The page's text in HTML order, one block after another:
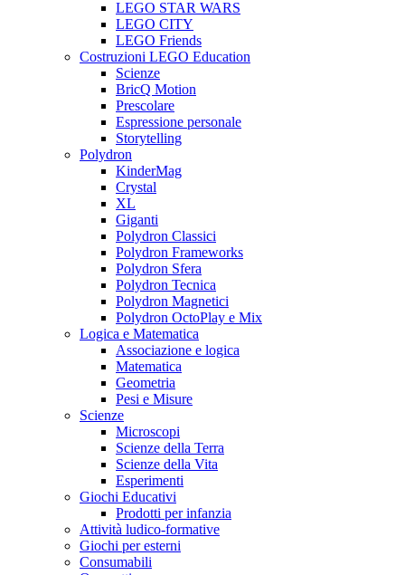
LEGO STAR WARS
LEGO CITY
LEGO Friends
Costruzioni LEGO Education
Scienze
BricQ Motion
Prescolare
Espressione personale
Storytelling
Polydron
KinderMag
Crystal
XL
Giganti
Polydron Classici
Polydron Frameworks
Polydron Sfera
Polydron Tecnica
Polydron Magnetici
Polydron OctoPlay e Mix
Logica e Matematica
Associazione e logica
Matematica
Geometria
Pesi e Misure
Scienze
Microscopi
Scienze della Terra
Scienze della Vita
Esperimenti
Giochi Educativi
Prodotti per infanzia
Attività ludico-formative
Giochi per esterni
Consumabili